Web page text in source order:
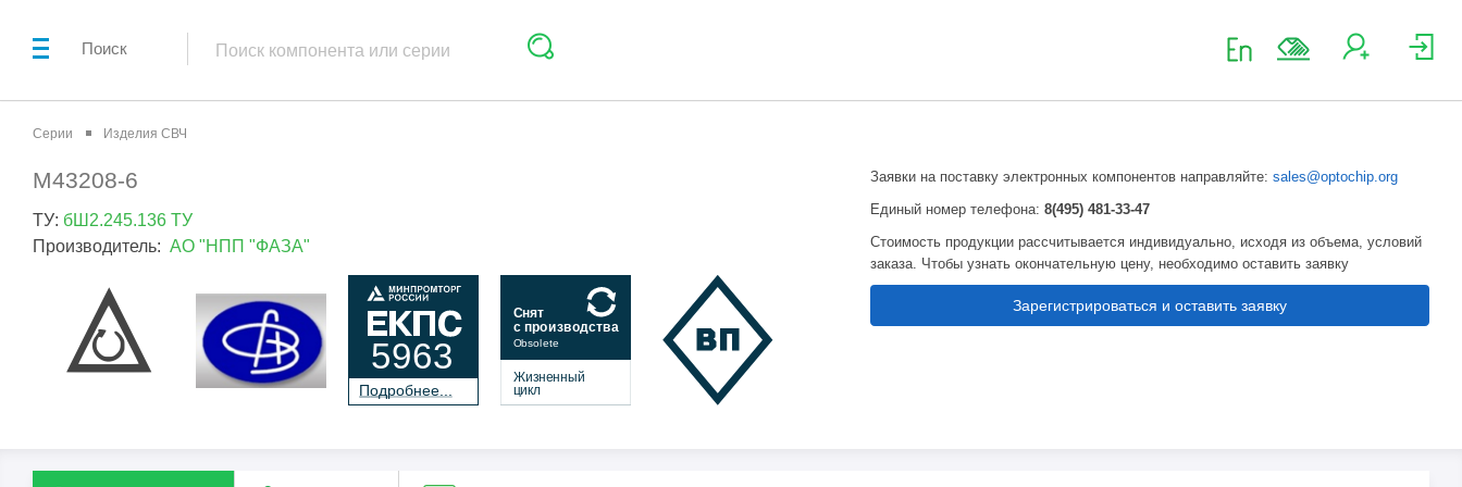
Поиск
Серии Изделия СВЧ
М43208-6
ТУ: бШ2.245.136 ТУ
Производитель: АО "НПП "ФАЗА"
Подробнее...
5963
Жизненный
цикл
Obsolete
Снят
с производства
Заявки на поставку электронных компонентов направляйте:sales@optochip.org
Единый номер телефона:8(495) 481-33-47
Стоимость продукции рассчитывается индивидуально, исходя из объема, условий
заказа. Чтобы узнать окончательную цену, необходимо оставить заявку
Зарегистрироваться и оставить заявку